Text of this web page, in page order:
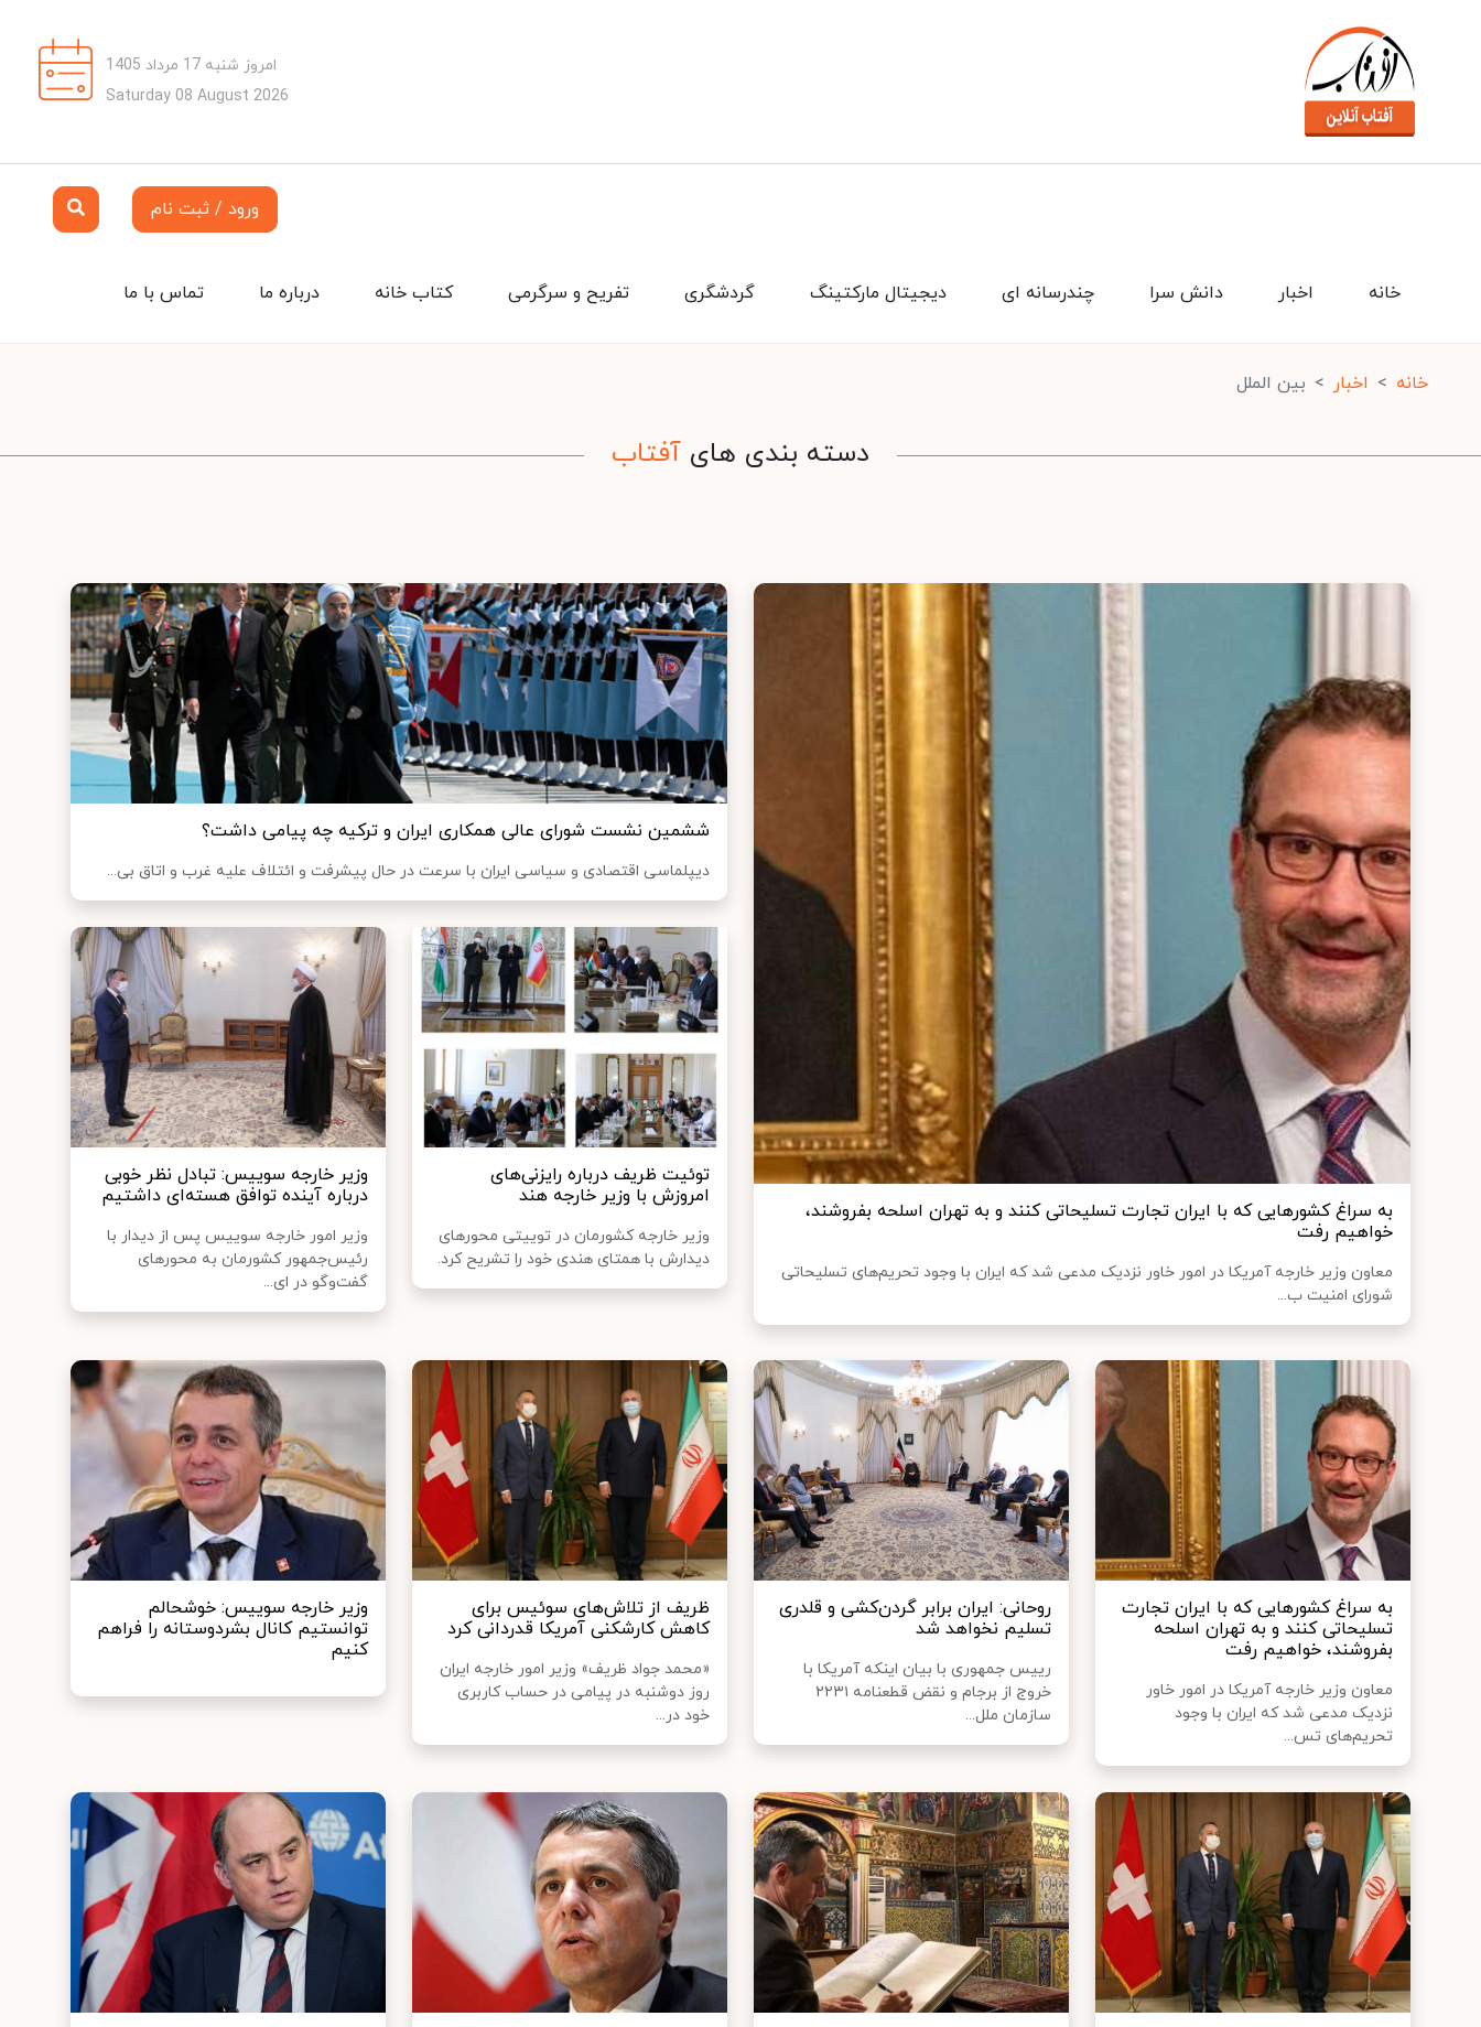
امروز شنبه 17 مرداد 1405
Saturday 08 August 2026
ورود / ثبت نام
تماس با ما درباره ما کتاب خانه تفریح و سرگرمی گردشگری دیجیتال مارکتینگ چندرسانه ای دانش سرا اخبار خانه
خانه اخبار بین الملل
دسته بندی های آفتاب
به سراغ کشورهایی که با ایران تجارت تسلیحاتی کنند و به تهران اسلحه بفروشند،
خواهیم رفت
معاون وزیر خارجه آمریکا در امور خاور نزدیک مدعی شد که ایران با وجود تحریم‌های تسلیحاتی
شورای امنیت ب...
ششمین نشست شورای عالی همکاری ایران و ترکیه چه پیامی داشت؟
دیپلماسی اقتصادی و سیاسی ایران با سرعت در حال پیشرفت و ائتلاف علیه غرب و اتاق بی...
توئیت ظریف درباره رایزنی‌های
امروزش با وزیر خارجه هند
وزیر خارجه کشورمان در توییتی محورهای
دیدارش با همتای هندی خود را تشریح کرد.
وزیر خارجه سوییس: تبادل نظر خوبی
درباره آینده توافق هسته‌ای داشتیم
وزیر امور خارجه سوییس پس از دیدار با
رئیس‌جمهور کشورمان به محورهای
گفت‌وگو در ای...
به سراغ کشورهایی که با ایران تجارت
تسلیحاتی کنند و به تهران اسلحه
بفروشند، خواهیم رفت
معاون وزیر خارجه آمریکا در امور خاور
نزدیک مدعی شد که ایران با وجود
تحریم‌های تس...
روحانی: ایران برابر گردن‌کشی و قلدری
تسلیم نخواهد شد
رییس جمهوری با بیان اینکه آمریکا با
خروج از برجام و نقض قطعنامه ۲۲۳۱
سازمان ملل...
ظریف از تلاش‌های سوئیس برای
کاهش کارشکنی آمریکا قدردانی کرد
«محمد جواد ظریف» وزیر امور خارجه ایران
روز دوشنبه در پیامی در حساب کاربری
خود در...
وزیر خارجه سوییس: خوشحالم
توانستیم کانال بشردوستانه را فراهم
کنیم